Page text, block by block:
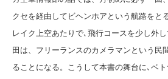
クセを経由してビヘンホアという航路をと
レイク上空あたりで､飛行コースを少し外
田は、フリーランスのカメラマンという民
ることになる。こうして本書の舞台に､ベ